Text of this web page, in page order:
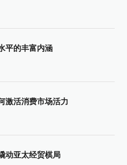
平的丰富内涵
激活消费市场活力
动亚太经贸棋局